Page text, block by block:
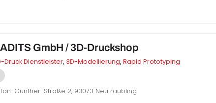
GmbH / 3D-Druckshop
Druck Dienstleister, 3D-Modellierung,Rapid Prototyping
Günther-Straße 2, 93073 Neutraubling